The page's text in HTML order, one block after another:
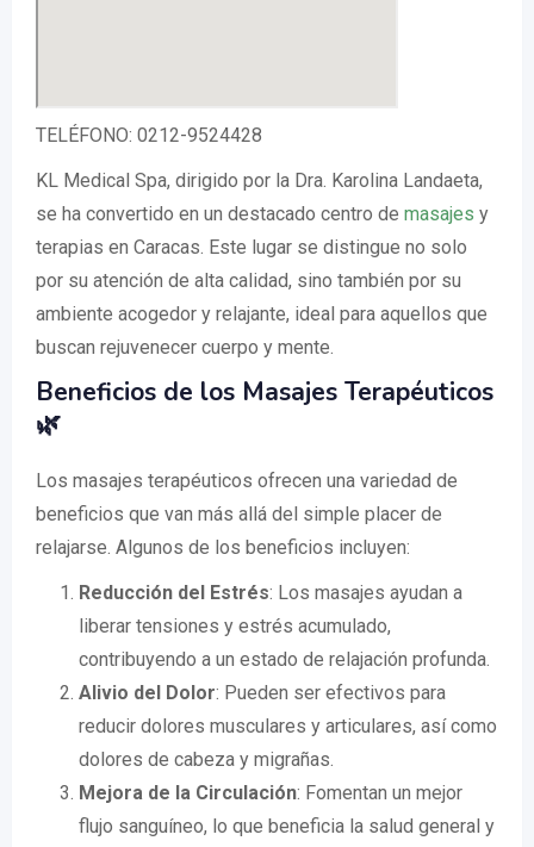
TELÉFONO: 0212-9524428
KL Medical Spa, dirigido por la Dra. Karolina Landaeta,
se ha convertido en un destacado centro de masajes y
terapias en Caracas. Este lugar se distingue no solo
por su atención de alta calidad, sino también por su
ambiente acogedor y relajante, ideal para aquellos que
buscan rejuvenecer cuerpo y mente.
Beneficios de los Masajes Terapéuticos
🌿
Los masajes terapéuticos ofrecen una variedad de
beneficios que van más allá del simple placer de
relajarse. Algunos de los beneficios incluyen:
Reducción del Estrés: Los masajes ayudan a
liberar tensiones y estrés acumulado,
contribuyendo a un estado de relajación profunda.
Alivio del Dolor: Pueden ser efectivos para
reducir dolores musculares y articulares, así como
dolores de cabeza y migrañas.
Mejora de la Circulación: Fomentan un mejor
flujo sanguíneo, lo que beneficia la salud general y